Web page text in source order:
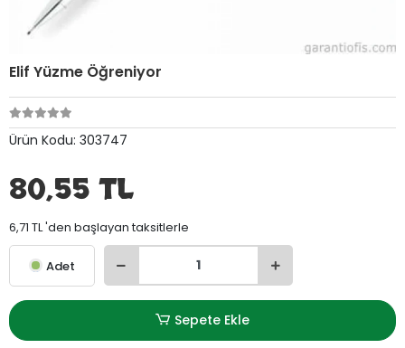
Elif Yüzme Öğreniyor
Ürün Kodu: 303747
80,55 TL
6,71 TL 'den başlayan taksitlerle
Adet
Sepete Ekle